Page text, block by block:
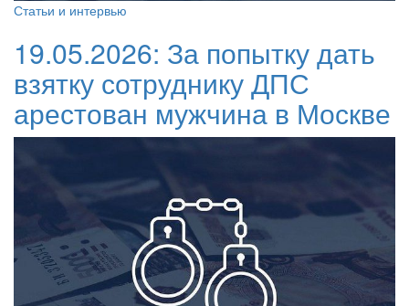
Статьи и интервью
19.05.2026: За попытку дать
взятку сотруднику ДПС
арестован мужчина в Москве